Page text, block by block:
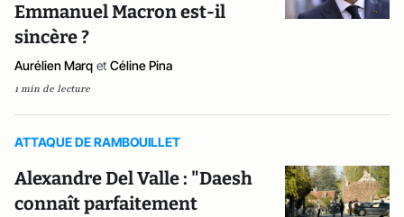
Emmanuel Macron est-il
sincère ?
Aurélien Marq et Céline Pina
1 min de lecture
ATTAQUE DE RAMBOUILLET
Alexandre Del Valle : "Daesh
connaît parfaitement